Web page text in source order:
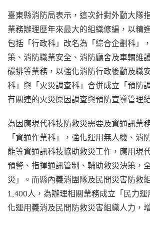
臺東縣消防局表示，這次針對外勤大隊
業務辦理歷年來最大的組織修編，以精
包括「行政科」改名為「綜合企劃科」
策、消防職業安全、消防廳舍及車輛維
碳排等業務，以強化消防行政後勤及職
科」與「火災調查科」合併成立「預防
有關連的火災原因調查與預防宣導管理
為因應現代科技防救災需要及資通訊業
「資通作業科」，強化運用無人機、消
能等資通訊科技協助救災工作，應用現
預警、指揮通訊管制、輔助救災決策，
災」。而縣內義消團隊及民間災害防救
1,400人，為辦理相關業務成立「民力
化運用義消及民間防救災害組織人力，